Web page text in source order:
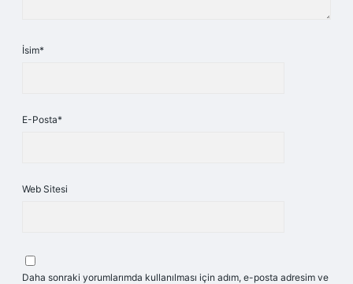
İsim*
E-Posta*
Web Sitesi
Daha sonraki yorumlarımda kullanılması için adım, e-posta adresim ve